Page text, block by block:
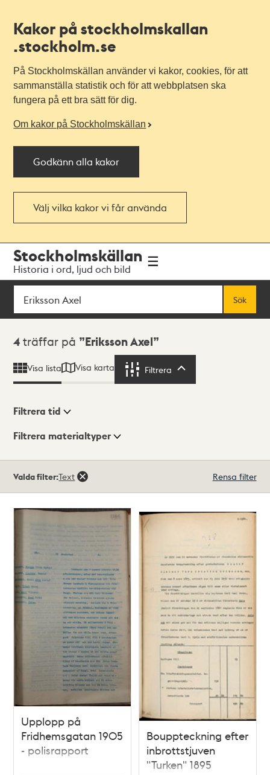
Kakor på stockholmskallan
.stockholm.se
På Stockholmskällan använder vi kakor, cookies, för att
sammanställa statistik och för att webbplatsen ska
fungera på ett bra sätt för dig.
Om kakor på Stockholmskällan
Godkänn alla kakor
Välj vilka kakor vi får använda
navigationen
huvudinnehållet
Stockholmskällan
Historia i ord, ljud och bild
Sök
Sök
Sökresultat
4 träffar på Eriksson Axel
Visa lista Visa karta Filtrera
Visningsläge
Filtrera tid
Filtrera materialtyper
träffar
Valda filter:Text Rensa filter
Upplopp på
Fridhemsgatan 1905
- polisrapport
Bouppteckning efter
inbrottstjuven
"Turken" 1895